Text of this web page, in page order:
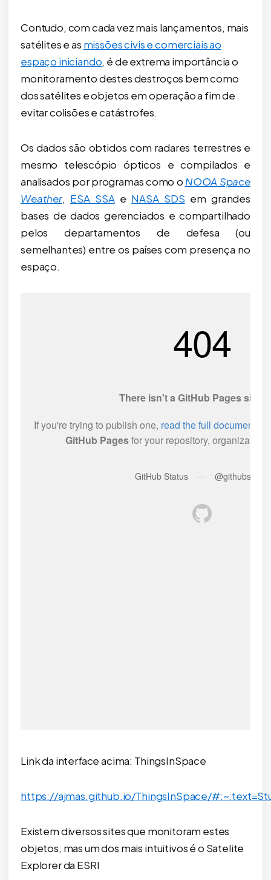
Contudo, com cada vez mais lançamentos, mais
satélites e as missões civis e comerciais ao
espaço iniciando, é de extrema importância o
monitoramento destes destroços bem como
dos satélites e objetos em operação a fim de
evitar colisões e catástrofes.
Os dados são obtidos com radares terrestres e
mesmo telescópio ópticos e compilados e
analisados por programas como o NOOA Space
Weather, ESA SSAe NASA SDS em grandes
bases de dados gerenciados e compartilhado
pelos departamentos de defesa (ou
semelhantes) entre os países com presença no
espaço.
Link da interface acima: ThingsInSpace
https://ajmas.github.io/ThingsInSpace/
Existem diversos sites que monitoram estes
objetos, mas um dos mais intuitivos é o Satelite
Explorer da ESRI